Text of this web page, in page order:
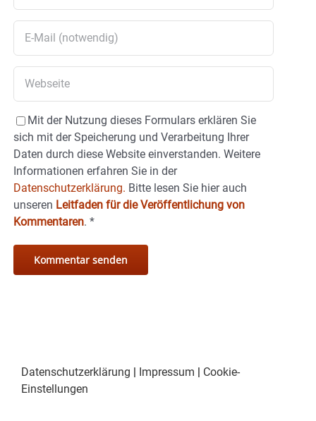
Mit der Nutzung dieses Formulars erklären Sie
sich mit der Speicherung und Verarbeitung Ihrer
Daten durch diese Website einverstanden. Weitere
Informationen erfahren Sie in der
Datenschutzerklärung. Bitte lesen Sie hier auch
unseren Leitfaden für die Veröffentlichung von
Kommentaren. *
Datenschutzerklärung | Impressum | Cookie-
Einstellungen